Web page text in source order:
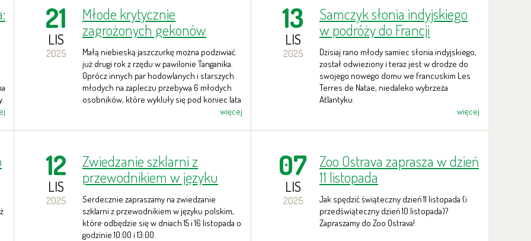
21
LIS
2025
Młode krytycznie
zagrożonych gekonów
Williamsa w Zoo Ostrava
Małą niebieską jaszczurkę można podziwiać
już drugi rok z rzędu w pawilonie Tanganika.
Oprócz innych par hodowlanych i starszych
młodych na zapleczu przebywa 6 młodych
osobników, które wykluły się pod koniec lata
więcej
13
LIS
2025
Samczyk słonia indyjskiego
w podróży do Francji
Dzisiaj rano młody samiec słonia indyjskiego,
został odwieziony i teraz jest w drodze do
swojego nowego domu we francuskim Les
Terres de Natae, niedaleko wybrzeża
Atlantyku.
więcej
12
LIS
2025
Zwiedzanie szklarni z
przewodnikiem w języku
polskim
Serdecznie zapraszamy na zwiedzanie
szklarni z przewodnikiem w języku polskim,
które odbędzie się w dniach 15 i 16 listopada o
godzinie 10:00 i 13:00.
07
LIS
2025
Zoo Ostrava zaprasza w dzień
11 listopada
Jak spędzić świąteczny dzień 11 listopada (i
przedświąteczny dzień 10 listopada)?
Zapraszamy do Zoo Ostrava!